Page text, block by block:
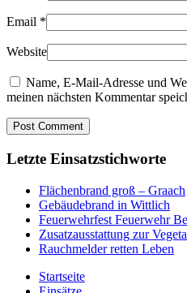
Email *
Website
Name, E-Mail-Adresse und
meinen nächsten Kommentar
Letzte Einsatzstichworte
Flächenbrand groß – Graach
Gebäudebrand in Wittlich
Feuerwehrfest Feuerwehr
Zusatzausstattung zur
Rauchmelder retten Leben
Startseite